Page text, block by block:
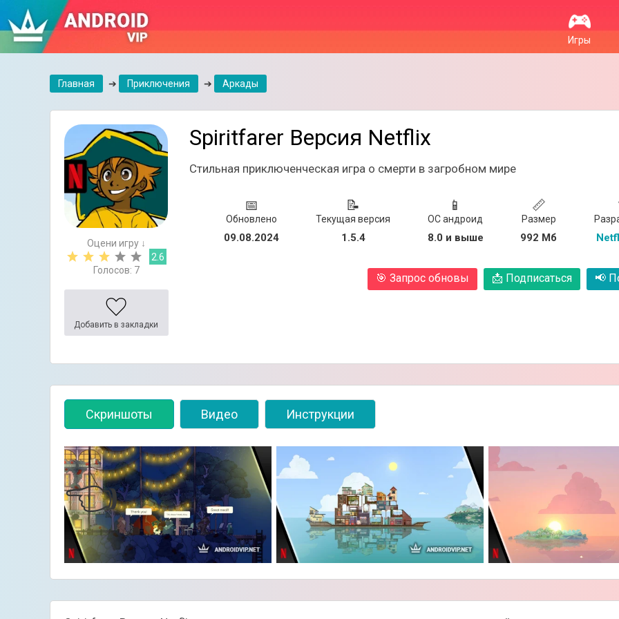
Игры
Главная ➔ Приключения ➔ Аркады
Оцени игру ↓
2.6
Голосов: 7
Добавить в закладки
Spiritfarer Версия Netflix
Стильная приключенческая игра о смерти в загробном мире
📅
Обновлено
09.08.2024
📝
Текущая версия
1.5.4
📱
ОС андроид
8.0 и выше
📏
Размер
992 Мб
🎯 Запрос обновы 📩 Подписаться 📢
Скриншоты Видео Инструкции
👈